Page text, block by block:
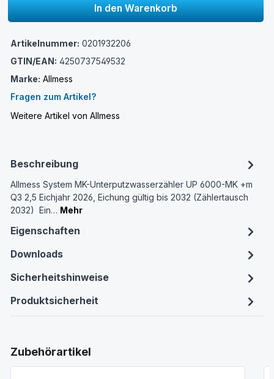
In den Warenkorb
Artikelnummer: 0201932206
GTIN/EAN: 4250737549532
Marke: Allmess
Fragen zum Artikel?
Weitere Artikel von Allmess
Beschreibung
Allmess System MK-Unterputzwasserzähler UP 6000-MK +m
Q3 2,5 Eichjahr 2026, Eichung gültig bis 2032 (Zählertausch
2032) Ein… Mehr
Eigenschaften
Downloads
Sicherheitshinweise
Produktsicherheit
Produktgalerie überspringen
Zubehörartikel